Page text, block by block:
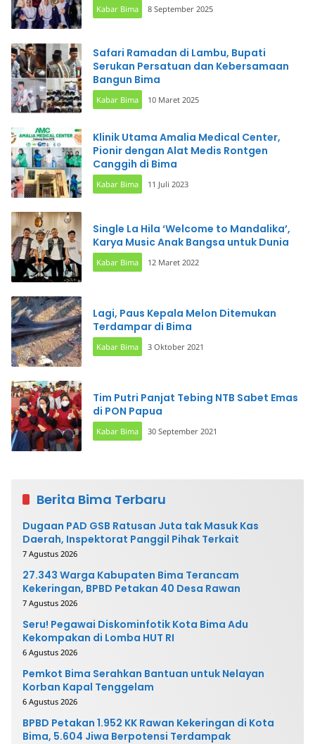
Kabar Bima 8 September 2025
Safari Ramadan di Lambu, Bupati
Serukan Persatuan dan Kebersamaan
Bangun Bima
Kabar Bima 10 Maret 2025
Klinik Utama Amalia Medical Center,
Pionir dengan Alat Medis Rontgen
Canggih di Bima
Kabar Bima 11 Juli 2023
Single La Hila ‘Welcome to Mandalika’,
Karya Music Anak Bangsa untuk Dunia
Kabar Bima 12 Maret 2022
Lagi, Paus Kepala Melon Ditemukan
Terdampar di Bima
Kabar Bima 3 Oktober 2021
Tim Putri Panjat Tebing NTB Sabet Emas
di PON Papua
Kabar Bima 30 September 2021
Berita Bima Terbaru
Dugaan PAD GSB Ratusan Juta tak Masuk Kas
Daerah, Inspektorat Panggil Pihak Terkait
7 Agustus 2026
27.343 Warga Kabupaten Bima Terancam
Kekeringan, BPBD Petakan 40 Desa Rawan
7 Agustus 2026
Seru! Pegawai Diskominfotik Kota Bima Adu
Kekompakan di Lomba HUT RI
6 Agustus 2026
Pemkot Bima Serahkan Bantuan untuk Nelayan
Korban Kapal Tenggelam
6 Agustus 2026
BPBD Petakan 1.952 KK Rawan Kekeringan di Kota
Bima, 5.604 Jiwa Berpotensi Terdampak